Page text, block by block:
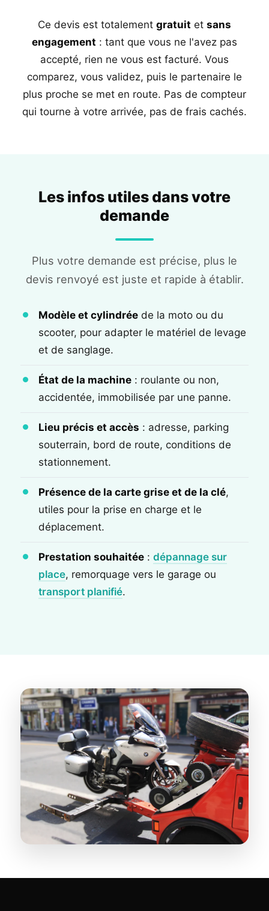
Ce devis est totalement gratuit et sans
engagement : tant que vous ne l'avez pas
accepté, rien ne vous est facturé. Vous
comparez, vous validez, puis le partenaire le
plus proche se met en route. Pas de compteur
qui tourne à votre arrivée, pas de frais cachés.
Les infos utiles dans votre
demande
Plus votre demande est précise, plus le
devis renvoyé est juste et rapide à établir.
Modèle et cylindrée de la moto ou du
scooter, pour adapter le matériel de levage
et de sanglage.
État de la machine : roulante ou non,
accidentée, immobilisée par une panne.
Lieu précis et accès : adresse, parking
souterrain, bord de route, conditions de
stationnement.
Présence de la carte grise et de la clé,
utiles pour la prise en charge et le
déplacement.
Prestation souhaitée : dépannage sur
place, remorquage vers le garage ou
transport planifié.